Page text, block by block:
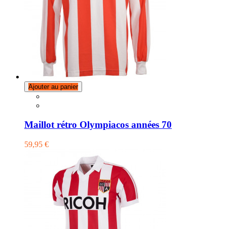
Ajouter au panier
Maillot rétro Olympiacos années 70
59,95 €